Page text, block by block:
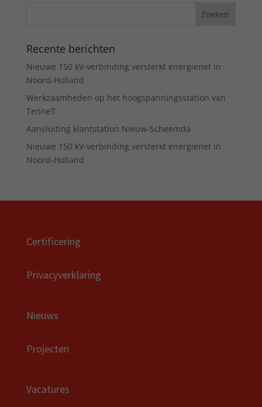
Recente berichten
Nieuwe 150 kV-verbinding versterkt energienet in
Noord-Holland
Werkzaamheden op het hoogspanningsstation van
TenneT
Aansluiting klantstation Nieuw-Scheemda
Nieuwe 150 kV-verbinding versterkt energienet in
Noord-Holland
Certificering
Privacyverklaring
Nieuws
Projecten
Vacatures